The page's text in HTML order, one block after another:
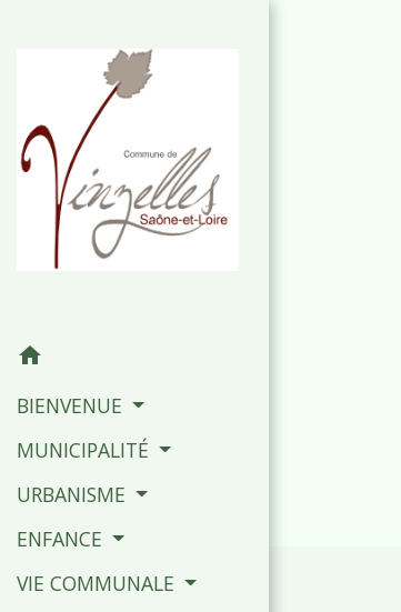
home
BIENVENUE
MUNICIPALITÉ
URBANISME
ENFANCE
VIE COMMUNALE